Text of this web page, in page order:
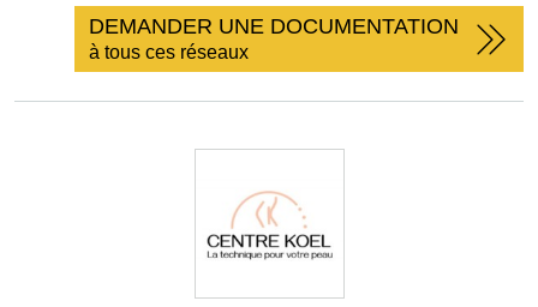
DEMANDER UNE DOCUMENTATION
à tous ces réseaux